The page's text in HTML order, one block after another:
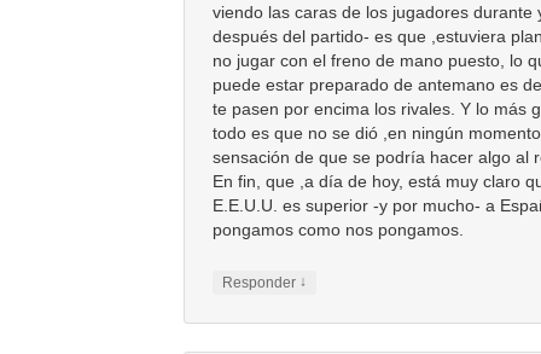
viendo las caras de los jugadores durante
después del partido- es que ,estuviera
no jugar con el freno de mano puesto, lo
puede estar preparado de antemano es
te pasen por encima los rivales. Y lo más
todo es que no se dió ,en ningún
sensación de que se podría hacer algo al
En fin, que ,a día de hoy, está muy claro
E.E.U.U. es superior -y por mucho- a
pongamos como nos pongamos.
Responder ↓